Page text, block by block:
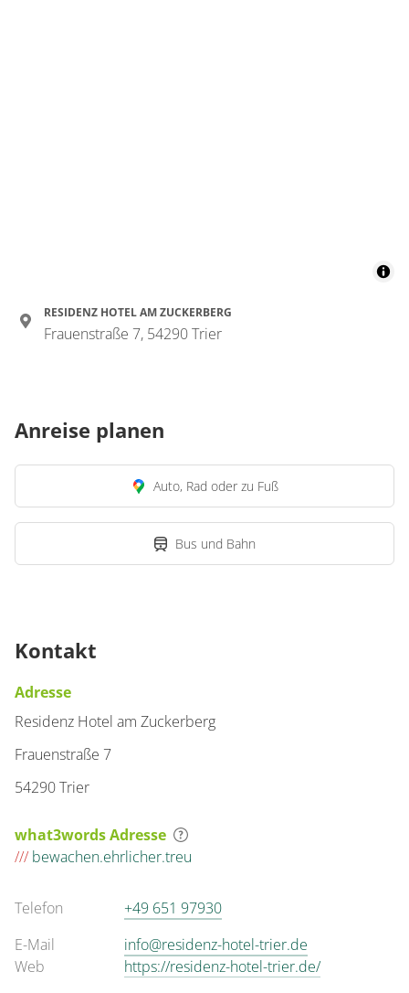
RESIDENZ HOTEL AM ZUCKERBERG
Frauenstraße 7, 54290 Trier
Anreise planen
Auto, Rad oder zu Fuß
Bus und Bahn
Kontakt
Adresse
Residenz Hotel am Zuckerberg
Frauenstraße 7
54290 Trier
what3words Adresse
/// bewachen.ehrlicher.treu
Telefon
+49 651 97930
E-Mail
info@residenz-hotel-trier.de
Web
https://residenz-hotel-trier.de/